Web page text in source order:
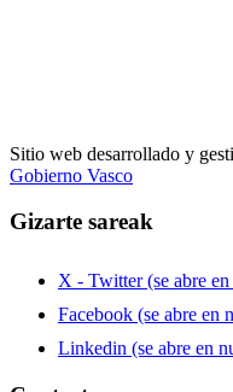
Sitio web desarrollado y
Gobierno Vasco
Gizarte sareak
X - Twitter (se abre
Facebook (se abre en
Linkedin (se abre en